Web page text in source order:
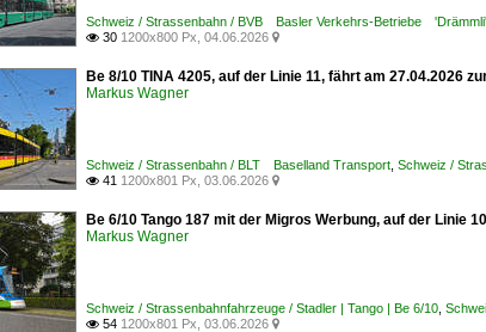
Schweiz / Strassenbahn / BVB Basler Verkehrs-Betriebe 'Drämmli'
 30 1200x800 Px, 04.06.2026 
Be 8/10 TINA 4205, auf der Linie 11, fährt am 27.04.2026
Markus Wagner
Schweiz / Strassenbahn / BLT Baselland Transport Schweiz /
 41 1200x801 Px, 03.06.2026 
Be 6/10 Tango 187 mit der Migros Werbung, auf der Linie
Markus Wagner
Schweiz / Strassenbahnfahrzeuge / Stadler | Tango | Be 6/10
 54 1200x801 Px, 03.06.2026 